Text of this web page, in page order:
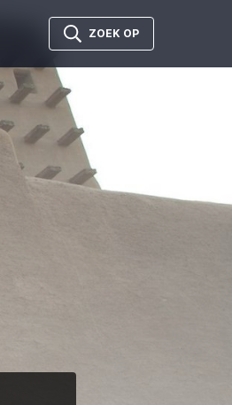
ZOEK OP